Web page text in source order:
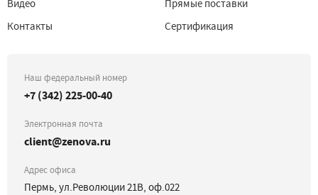
Видео
Контакты
Прямые поставки
Сертификация
Наш федеральный номер
+7 (342) 225-00-40
Электронная почта
client@zenova.ru
Адрес офиса
Пермь, ул.Революции 21В, оф.022